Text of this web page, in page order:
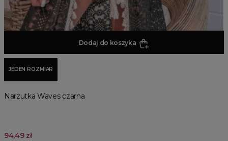
Dodaj do koszyka
JEDEN ROZMIAR
Narzutka Waves czarna
94,49 zł